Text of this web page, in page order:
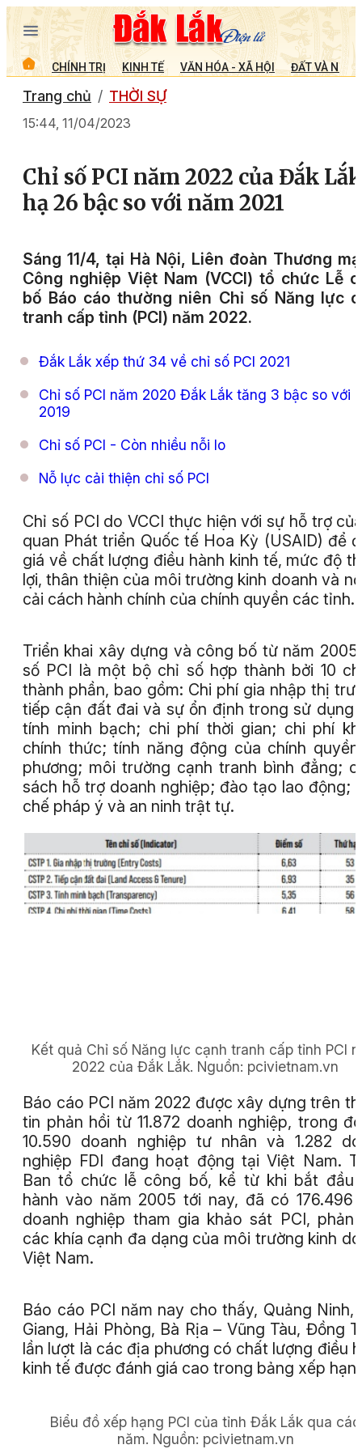
CHÍNH TRỊ KINH TẾ VĂN HÓA - XÃ HỘI ĐẤT VÀ
Trang chủ THỜI SỰ
15:44, 11/04/2023
Chỉ số PCI năm 2022 của Đắk Lắk
hạ 26 bậc so với năm 2021
Sáng 11/4, tại Hà Nội, Liên đoàn Thương
Công nghiệp Việt Nam (VCCI) tổ chức Lễ
bố Báo cáo thường niên Chỉ số Năng lực
tranh cấp tỉnh (PCI) năm 2022.
Đắk Lắk xếp thứ 34 về chỉ số PCI 2021
Chỉ số PCI năm 2020 Đắk Lắk tăng 3 bậc so với
2019
Chỉ số PCI - Còn nhiều nỗi lo
Nỗ lực cải thiện chỉ số PCI
Chỉ số PCI do VCCI thực hiện với sự hỗ trợ
quan Phát triển Quốc tế Hoa Kỳ (USAID) để
giá về chất lượng điều hành kinh tế, mức độ
lợi, thân thiện của môi trường kinh doanh và
cải cách hành chính của chính quyền các tỉnh.
Triển khai xây dựng và công bố từ năm
số PCI là một bộ chỉ số hợp thành bởi 10
thành phần, bao gồm: Chi phí gia nhập thị
tiếp cận đất đai và sự ổn định trong sử dụng
tính minh bạch; chi phí thời gian; chi phí
chính thức; tính năng động của chính
phương; môi trường cạnh tranh bình đẳng;
sách hỗ trợ doanh nghiệp; đào tạo lao động;
chế pháp ý và an ninh trật tự.
Kết quả Chỉ số Năng lực cạnh tranh cấp tỉnh PCI
2022 của Đắk Lắk. Nguồn: pcivietnam.vn
Báo cáo PCI năm 2022 được xây dựng trên
tin phản hồi từ 11.872 doanh nghiệp, trong
10.590 doanh nghiệp tư nhân và 1.282
nghiệp FDI đang hoạt động tại Việt Nam.
Ban tổ chức lễ công bố, kể từ khi bắt đầu
hành vào năm 2005 tới nay, đã có 176.496
doanh nghiệp tham gia khảo sát PCI, phản
các khía cạnh đa dạng của môi trường kinh
Việt Nam.
Báo cáo PCI năm nay cho thấy, Quảng Ninh,
Giang, Hải Phòng, Bà Rịa – Vũng Tàu, Đồng
lần lượt là các địa phương có chất lượng điều
kinh tế được đánh giá cao trong bảng xếp
Biểu đồ xếp hạng PCI của tỉnh Đắk Lắk qua các
năm. Nguồn: pcivietnam.vn